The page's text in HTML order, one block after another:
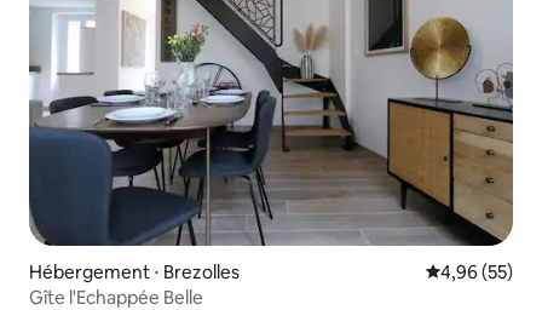
Hébergement ⋅ Brezolles Évaluation
4,96 (55)
Gîte l'Echappée Belle